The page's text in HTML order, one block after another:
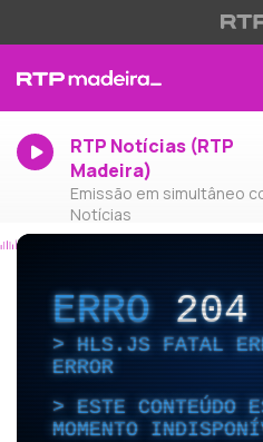
RTP Notícias (RTP
Madeira)
Emissão em simultâneo
Notícias
ERRO204
HLS.JS FATAL
ERROR
ESTE CONTEÚDO
MOMENTO